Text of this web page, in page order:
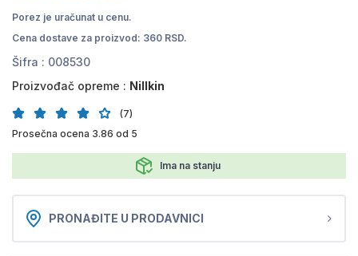
Porez je uračunat u cenu.
Cena dostave za proizvod: 360 RSD.
Šifra : 008530
Proizvođač opreme : Nillkin
(7)
Prosečna ocena 3.86 od 5
Ima na stanju
PRONAĐITE U PRODAVNICI